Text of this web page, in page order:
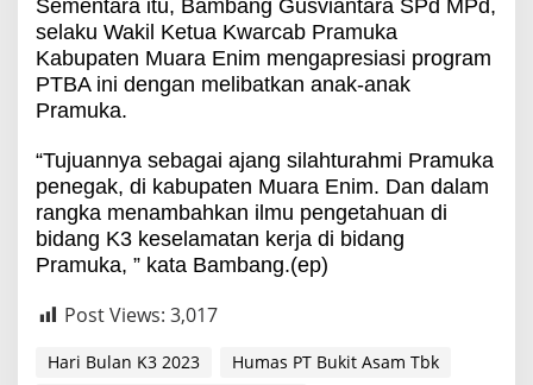
Sementara itu, Bambang Gusviantara SPd MPd,
selaku Wakil Ketua Kwarcab Pramuka
Kabupaten Muara Enim mengapresiasi program
PTBA ini dengan melibatkan anak-anak
Pramuka.
“Tujuannya sebagai ajang silahturahmi Pramuka
penegak, di kabupaten Muara Enim. Dan dalam
rangka menambahkan ilmu pengetahuan di
bidang K3 keselamatan kerja di bidang
Pramuka, ” kata Bambang.(ep)
Post Views: 3,017
Hari Bulan K3 2023
Humas PT Bukit Asam Tbk